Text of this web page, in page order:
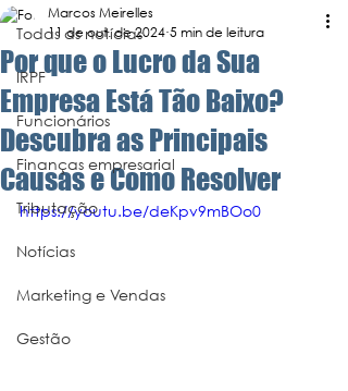
Todas as notícias
IRPF
Funcionários
Finanças empresarial
Tributação
Notícias
Marketing e Vendas
Gestão
Por que o Lucro da Sua
Empresa Está Tão Baixo?
Descubra as Principais
Causas e Como Resolver
Marcos Meirelles
11 de out. de 2024 5 min de leitura
https://youtu.be/deKpv9mBOo0